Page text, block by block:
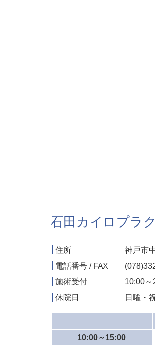
石田カイロプラ
住所
神戸市
電話番号 / FAX
施術受付
10:00～
休院日
日曜・
10:00～15:00